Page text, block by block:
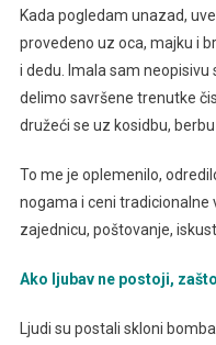
Kada pogledam unazad,
provedeno uz oca, majku i
i dedu. Imala sam neopisivu
delimo savršene trenutke
družeći se uz kosidbu,
To me je oplemenilo,
nogama i ceni tradicionalne
zajednicu, poštovanje,
Ako ljubav ne postoji,
Ljudi su postali skloni